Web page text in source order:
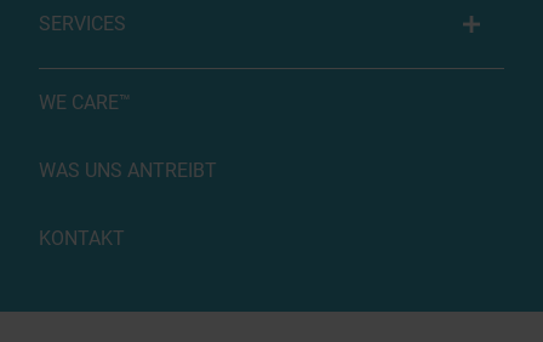
SERVICES
WE CARE™
WAS UNS ANTREIBT
KONTAKT